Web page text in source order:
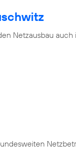
Netzausbau auch